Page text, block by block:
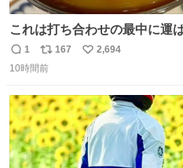
これは打ち合わせの最中に運
ぎ奪い去ったプリンの写真です
返
信
1
リ
ポ
ト
数
167
い
数
2,694
10時間前